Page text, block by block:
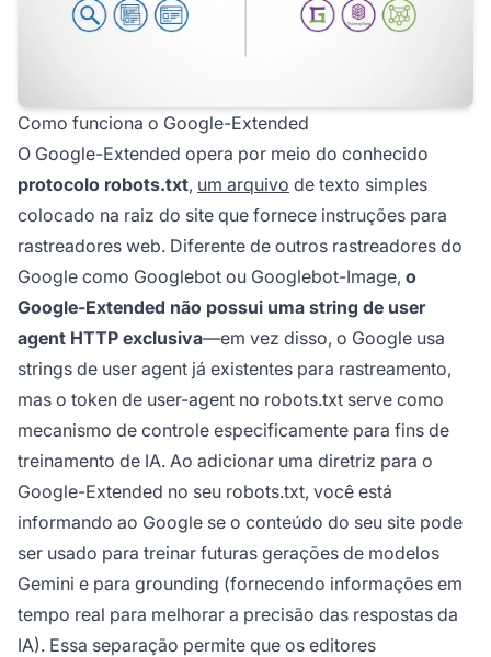
Como funciona o Google-Extended
O Google-Extended opera por meio do conhecido
protocolo robots.txt, um arquivo de texto simples
colocado na raiz do site que fornece instruções para
rastreadores web. Diferente de outros rastreadores do
Google como Googlebot ou Googlebot-Image, o
Google-Extended não possui uma string de user
agent HTTP exclusiva—em vez disso, o Google usa
strings de user agent já existentes para rastreamento,
mas o token de user-agent no robots.txt serve como
mecanismo de controle especificamente para fins de
treinamento de IA. Ao adicionar uma diretriz para o
Google-Extended no seu robots.txt, você está
informando ao Google se o conteúdo do seu site pode
ser usado para treinar futuras gerações de modelos
Gemini e para grounding (fornecendo informações em
tempo real para melhorar a precisão das respostas da
IA). Essa separação permite que os editores